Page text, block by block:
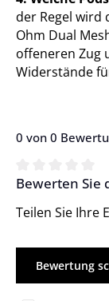
der Regel wird
Ohm Dual
offeneren Zug
Widerstände
0 von 0
Bewerten Sie
Teilen Sie Ihre
Bewertung